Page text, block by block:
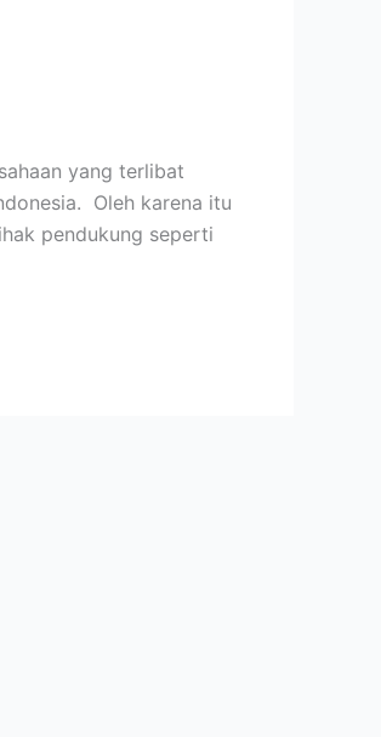
yang terlibat
Oleh karena itu
pendukung seperti